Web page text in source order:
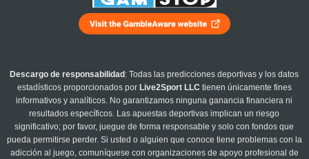
Descargo de responsabilidad : Todas las predicciones deportivas y los datos
estadísticos proporcionados por Live2Sport LLC tienen únicamente fines
informativos y analíticos. No garantizamos ninguna ganancia financiera ni
resultados específicos. Las apuestas deportivas implican un riesgo
significativo; por favor, juegue de forma responsable y solo con fondos que
pueda permitirse perder. Si usted o alguien que conoce tiene problemas con la
adicción al juego, comuníquese con organizaciones de apoyo profesional de